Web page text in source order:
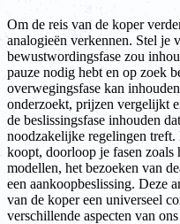
Om de reis van de koper
analogieën verkennen. Stel je
bewustwordingsfase zou
pauze nodig hebt en op zoek
overwegingsfase kan
onderzoekt, prijzen vergelijkt
de beslissingsfase inhouden
noodzakelijke regelingen
koopt, doorloop je fasen zoals
modellen, het bezoeken van
een aankoopbeslissing. Deze
van de koper een universeel
verschillende aspecten van